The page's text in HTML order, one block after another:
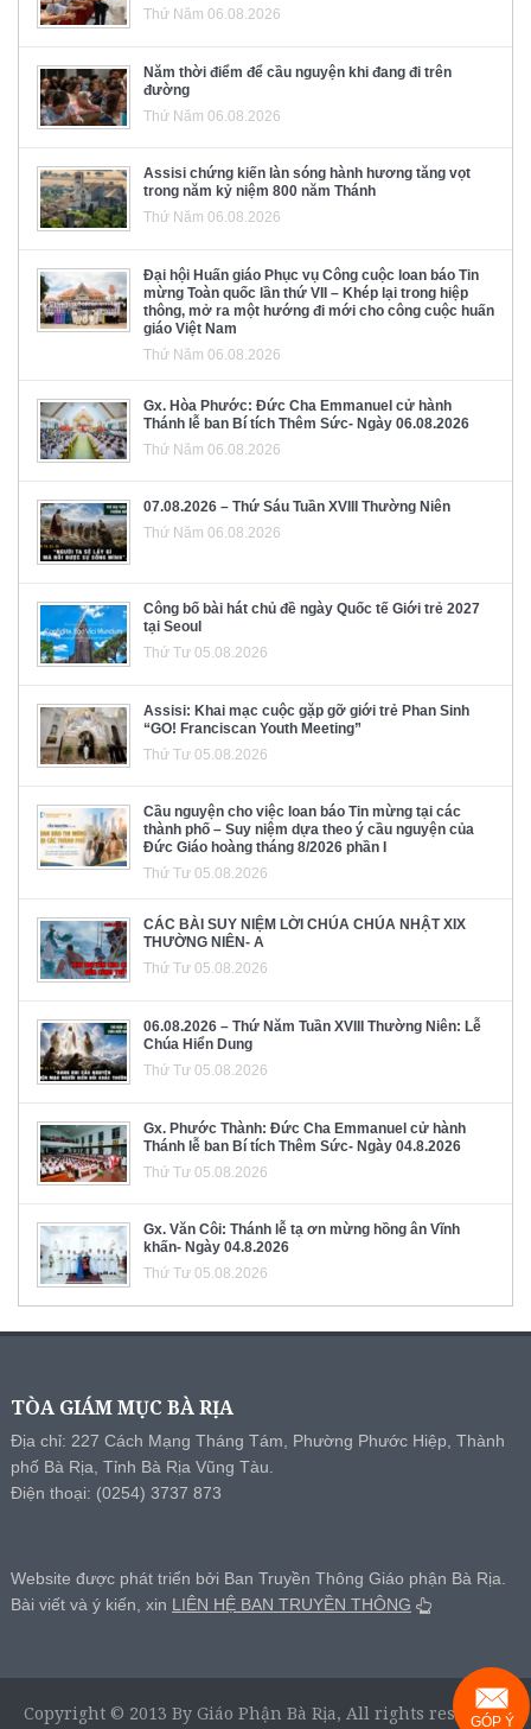
Thứ Năm 06.08.2026
Năm thời điểm để cầu nguyện khi đang đi trên
đường
Thứ Năm 06.08.2026
Assisi chứng kiến làn sóng hành hương tăng vọt
trong năm kỷ niệm 800 năm Thánh
Thứ Năm 06.08.2026
Đại hội Huấn giáo Phục vụ Công cuộc loan báo Tin
mừng Toàn quốc lần thứ VII – Khép lại trong hiệp
thông, mở ra một hướng đi mới cho công cuộc huấn
giáo Việt Nam
Thứ Năm 06.08.2026
Gx. Hòa Phước: Đức Cha Emmanuel cử hành
Thánh lễ ban Bí tích Thêm Sức- Ngày 06.08.2026
Thứ Năm 06.08.2026
07.08.2026 – Thứ Sáu Tuần XVIII Thường Niên
Thứ Năm 06.08.2026
Công bố bài hát chủ đề ngày Quốc tế Giới trẻ 2027
tại Seoul
Thứ Tư 05.08.2026
Assisi: Khai mạc cuộc gặp gỡ giới trẻ Phan Sinh
“GO! Franciscan Youth Meeting”
Thứ Tư 05.08.2026
Cầu nguyện cho việc loan báo Tin mừng tại các
thành phố – Suy niệm dựa theo ý cầu nguyện của
Đức Giáo hoàng tháng 8/2026 phần I
Thứ Tư 05.08.2026
CÁC BÀI SUY NIỆM LỜI CHÚA CHÚA NHẬT XIX
THƯỜNG NIÊN- A
Thứ Tư 05.08.2026
06.08.2026 – Thứ Năm Tuần XVIII Thường Niên: Lễ
Chúa Hiển Dung
Thứ Tư 05.08.2026
Gx. Phước Thành: Đức Cha Emmanuel cử hành
Thánh lễ ban Bí tích Thêm Sức- Ngày 04.8.2026
Thứ Tư 05.08.2026
Gx. Văn Côi: Thánh lễ tạ ơn mừng hồng ân Vĩnh
khấn- Ngày 04.8.2026
Thứ Tư 05.08.2026
TÒA GIÁM MỤC BÀ RỊA
Địa chỉ: 227 Cách Mạng Tháng Tám, Phường Phước Hiệp, Thành
phố Bà Rịa, Tỉnh Bà Rịa Vũng Tàu.
Điện thoại: (0254) 3737 873
Website được phát triển bởi Ban Truyền Thông Giáo phận Bà Rịa.
Bài viết và ý kiến, xin LIÊN HỆ BAN TRUYỀN THÔNG
Copyright © 2013 By Giáo Phận Bà Rịa, All rights reserved.
GÓP Ý